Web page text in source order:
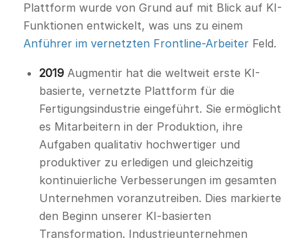
Plattform wurde von Grund auf mit Blick auf KI-
Funktionen entwickelt, was uns zu einem
Anführer im vernetzten Frontline-ArbeiterFeld.
2019Augmentir hat die weltweit erste KI-
basierte, vernetzte Plattform für die
Fertigungsindustrie eingeführt. Sie ermöglicht
es Mitarbeitern in der Produktion, ihre
Aufgaben qualitativ hochwertiger und
produktiver zu erledigen und gleichzeitig
kontinuierliche Verbesserungen im gesamten
Unternehmen voranzutreiben. Dies markierte
den Beginn unserer KI-basierten
Transformation. Industrieunternehmen